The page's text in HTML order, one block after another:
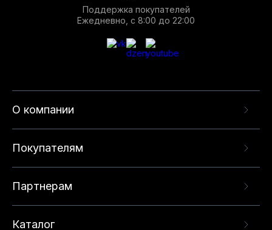
О компании
Покупателям
Партнерам
Каталог
Поддержка покупателей
Ежедневно, с 8:00 до 22:00